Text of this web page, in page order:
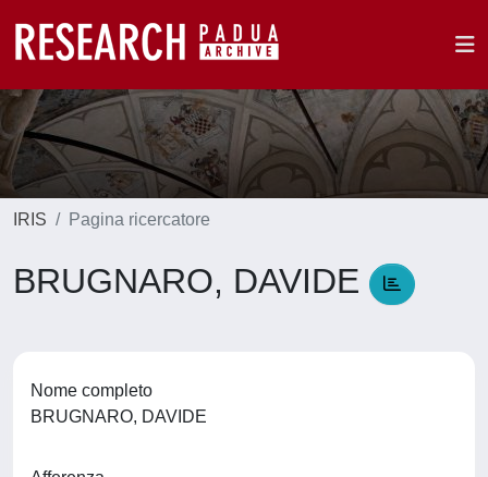
IRIS Pagina ricercatore
BRUGNARO, DAVIDE
Nome completo
BRUGNARO, DAVIDE